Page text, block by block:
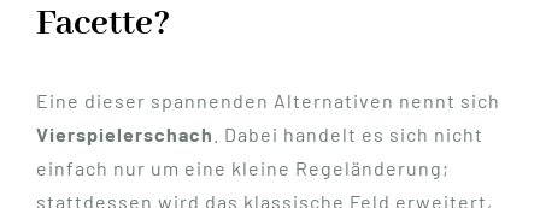
Facette?
Eine dieser spannenden Alternativen nennt sich
Vierspielerschach
. Dabei handelt es sich nicht
einfach nur um eine kleine Regeländerung;
stattdessen wird das klassische Feld erweitert,